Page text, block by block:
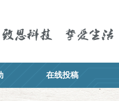
在线投稿